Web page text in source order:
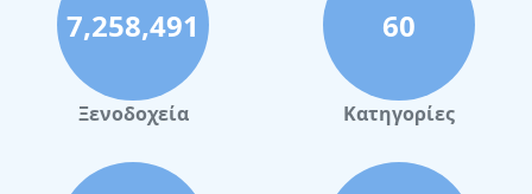
7,258,491
Ξενοδοχεία
60
Κατηγορίες